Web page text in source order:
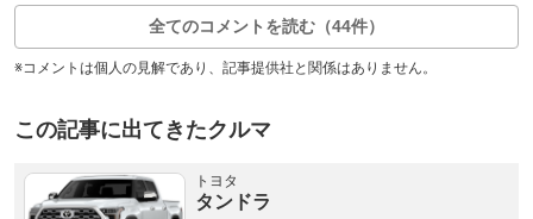
全てのコメントを読む（44件）
※コメントは個人の見解であり、記事提供社と関係はありません。
この記事に出てきたクルマ
トヨタ
タンドラ